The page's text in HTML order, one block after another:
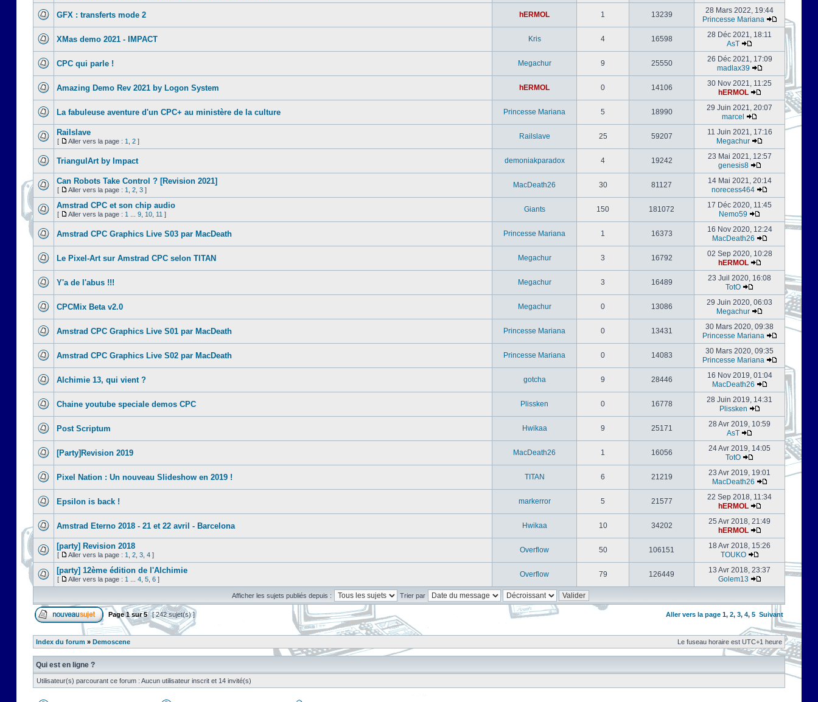
GFX : transferts mode 2 hERMOL 1 13239
28 Mars 2022, 19:44
Princesse Mariana
XMas demo 2021 - IMPACT Kris 4 16598
28 Déc 2021, 18:11
AsT
CPC qui parle ! Megachur 9 25550
26 Déc 2021, 17:09
madlax39
Amazing Demo Rev 2021 by Logon System hERMOL 0 14106
30 Nov 2021, 11:25
hERMOL
La fabuleuse aventure d'un CPC+ au ministère de la culture Princesse Mariana 5 18990
29 Juin 2021, 20:07
marcel
Railslave
[ Aller vers la page : 1 2 ]
Railslave 25 59207
11 Juin 2021, 17:16
Megachur
TriangulArt by Impact demoniakparadox 4 19242
23 Mai 2021, 12:57
genesis8
Can Robots Take Control ? [Revision 2021]
[ Aller vers la page : 1 2 3 ]
MacDeath26 30 81127
14 Mai 2021, 20:14
norecess464
Amstrad CPC et son chip audio
[ Aller vers la page : 1 9 10 11 ]
Giants 150 181072
17 Déc 2020, 11:45
Nemo59
Amstrad CPC Graphics Live S03 par MacDeath Princesse Mariana 1 16373
16 Nov 2020, 12:24
MacDeath26
Le Pixel-Art sur Amstrad CPC selon TITAN Megachur 3 16792
02 Sep 2020, 10:28
hERMOL
Y'a de l'abus !!! Megachur 3 16489
23 Juil 2020, 16:08
TotO
CPCMix Beta v2.0 Megachur 0 13086
29 Juin 2020, 06:03
Megachur
Amstrad CPC Graphics Live S01 par MacDeath Princesse Mariana 0 13431
30 Mars 2020, 09:38
Princesse Mariana
Amstrad CPC Graphics Live S02 par MacDeath Princesse Mariana 0 14083
30 Mars 2020, 09:35
Princesse Mariana
Alchimie 13, qui vient ? gotcha 9 28446
16 Nov 2019, 01:04
MacDeath26
Chaine youtube speciale demos CPC Plissken 0 16778
28 Juin 2019, 14:31
Plissken
Post Scriptum Hwikaa 9 25171
28 Avr 2019, 10:59
AsT
[Party]Revision 2019 MacDeath26 1 16056
24 Avr 2019, 14:05
TotO
Pixel Nation : Un nouveau Slideshow en 2019 ! TITAN 6 21219
23 Avr 2019, 19:01
MacDeath26
Epsilon is back ! markerror 5 21577
22 Sep 2018, 11:34
hERMOL
Amstrad Eterno 2018 - 21 et 22 avril - Barcelona Hwikaa 10 34202
25 Avr 2018, 21:49
hERMOL
[party] Revision 2018
[ Aller vers la page : 1 2 3 4 ]
Overflow 50 106151
18 Avr 2018, 15:26
TOUKO
[party] 12ème édition de l'Alchimie
[ Aller vers la page : 1 4 5 6 ]
Overflow 79 126449
13 Avr 2018, 23:37
Golem13
Afficher les sujets publiés depuis : Trier par
Page1sur5 [ 242 sujet(s) ] Aller vers la page 1, 2, 3, 4, 5 Suivant
Index du forum » Demoscene Le fuseau horaire est UTC+1 heure
Qui est en ligne ?
Utilisateur(s) parcourant ce forum : Aucun utilisateur inscrit et 14 invité(s)